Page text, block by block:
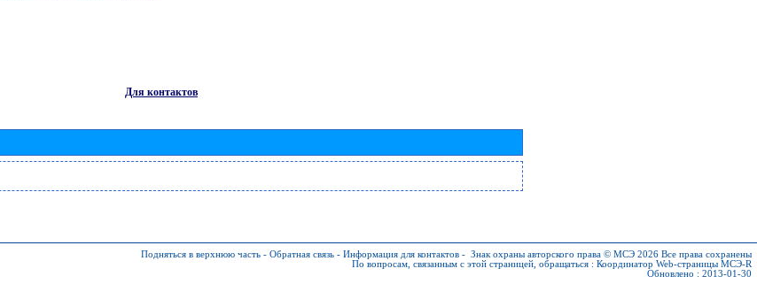
Для контактов
Подняться в верхнюю часть - Обратная связь - Информация для контактов - Знак охраны авторского права © МСЭ 2026 Все права сохранены
По вопросам, связанным с этой страницей, обращаться : Координатор Web-страницы МСЭ-R
Обновлено : 2013-01-30